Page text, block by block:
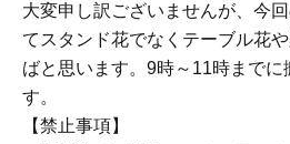
大変申し訳ございませんが、今
てスタンド花でなくテーブル花
ばと思います。9時～11時までに
す。
【禁止事項】